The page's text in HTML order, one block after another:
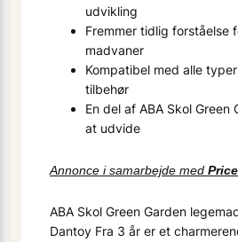
udvikling
Fremmer tidlig forståelse
madvaner
Kompatibel med alle
tilbehør
En del af ABA Skol Green
at udvide
Annonce i samarbejde med
ABA Skol Green Garden
Dantoy Fra 3 år er et